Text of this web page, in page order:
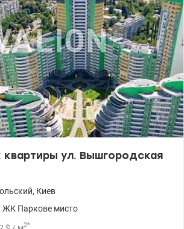
ул. Вышгородская
, Киев
ЖК Паркове мисто
2*